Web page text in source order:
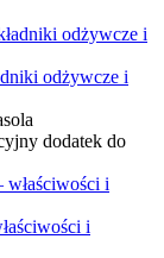
odżywcze i
dodatek do
i